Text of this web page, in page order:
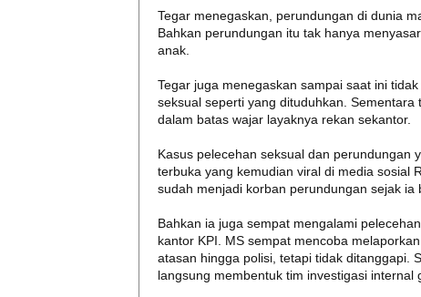
Tegar menegaskan, perundungan di dunia
Bahkan perundungan itu tak hanya
anak.
Tegar juga menegaskan sampai saat ini
seksual seperti yang dituduhkan.
dalam batas wajar layaknya rekan sekantor.
Kasus pelecehan seksual dan perundungan
terbuka yang kemudian viral di media sosial
sudah menjadi korban perundungan sejak ia
Bahkan ia juga sempat mengalami
kantor KPI. MS sempat mencoba
atasan hingga polisi, tetapi tidak ditanggapi.
langsung membentuk tim investigasi internal